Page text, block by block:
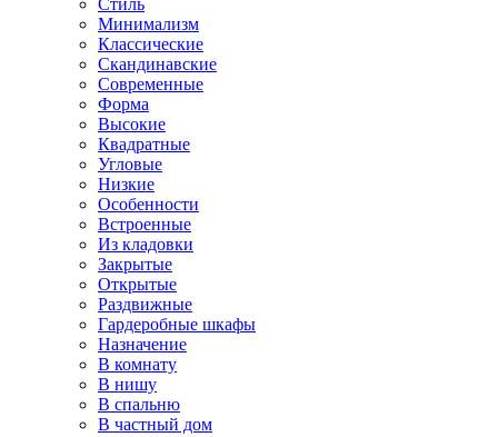
Стиль
Минимализм
Классические
Скандинавские
Современные
Форма
Высокие
Квадратные
Угловые
Низкие
Особенности
Встроенные
Из кладовки
Закрытые
Открытые
Раздвижные
Гардеробные шкафы
Назначение
В комнату
В нишу
В спальню
В частный дом